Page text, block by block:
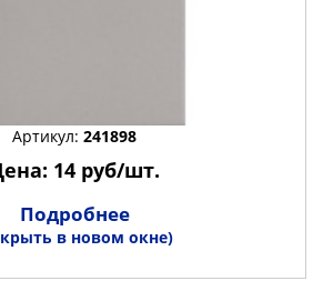
Артикул: 241898
14 руб/шт.
Подробнее
в новом окне)